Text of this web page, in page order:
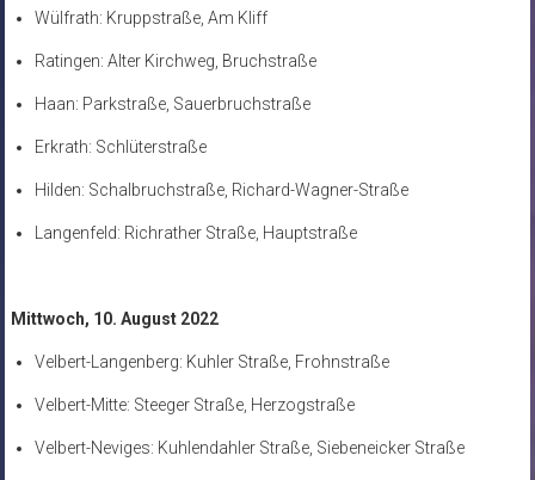
Wülfrath: Kruppstraße, Am Kliff
Ratingen: Alter Kirchweg, Bruchstraße
Haan: Parkstraße, Sauerbruchstraße
Erkrath: Schlüterstraße
Hilden: Schalbruchstraße, Richard-Wagner-Straße
Langenfeld: Richrather Straße, Hauptstraße
Mittwoch, 10. August 2022
Velbert-Langenberg: Kuhler Straße, Frohnstraße
Velbert-Mitte: Steeger Straße, Herzogstraße
Velbert-Neviges: Kuhlendahler Straße, Siebeneicker Straße